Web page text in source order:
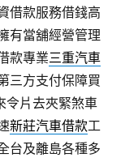
借款服務借錢高
有當舖經營管理
款專業三重汽車
三方支付保障買
令片去夾緊煞車
新莊汽車借款工
台及離島各種多